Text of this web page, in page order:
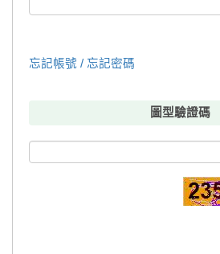
忘記帳號 / 忘記密碼
圖型驗證碼